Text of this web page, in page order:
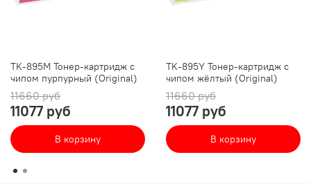
TK-895M Тонер-картридж с
чипом пурпурный (Original)
11660 руб
11077 руб
В корзину
TK-895Y Тонер-картридж с
чипом жёлтый (Original)
11660 руб
11077 руб
В корзину